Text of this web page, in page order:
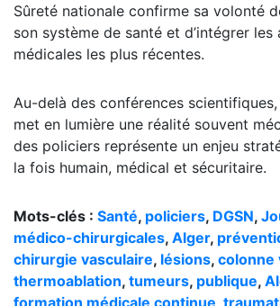
Sûreté nationale confirme sa volonté
son système de santé et d’intégrer les
médicales les plus récentes.
Au-delà des conférences
met en lumière une réalité souvent
des policiers représente un enjeu
la fois humain, médical et sécuritaire.
Mots-clés : Santé, policiers, DGSN,
médico-chirurgicales, Alger,
chirurgie vasculaire, lésions, colonne
thermoablation, tumeurs, publique,
formation médicale continue,